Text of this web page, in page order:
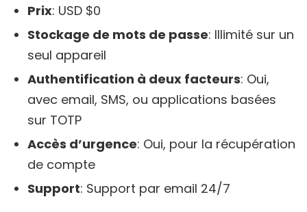
Prix: USD $0
Stockage de mots de passe: Illimité sur un
seul appareil
Authentification à deux facteurs: Oui,
avec email, SMS, ou applications basées
sur TOTP
Accès d’urgence: Oui, pour la récupération
de compte
Support: Support par email 24/7